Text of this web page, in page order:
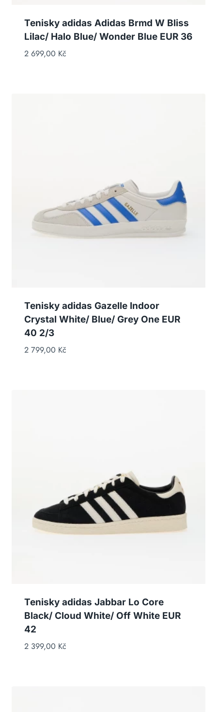
Tenisky adidas Adidas Brmd W Bliss
Lilac/ Halo Blue/ Wonder Blue EUR 36
2 699,00 Kč
Tenisky adidas Gazelle Indoor
Crystal White/ Blue/ Grey One EUR
40 2/3
2 799,00 Kč
Tenisky adidas Jabbar Lo Core
Black/ Cloud White/ Off White EUR
42
2 399,00 Kč